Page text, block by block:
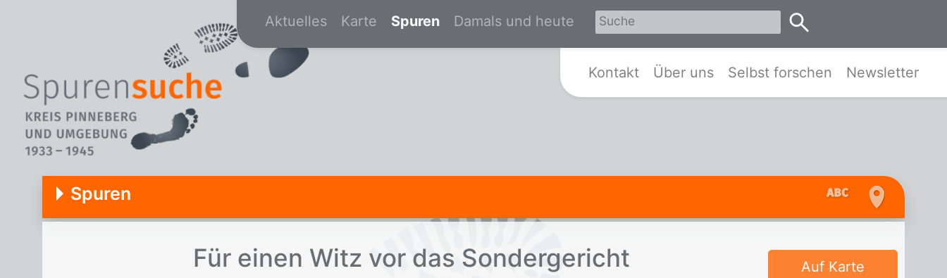
Zur Startseite von Spurensuche Kreis Pinneberg und Umgebung
Aktuelles Karte Spuren Damals und heute
Kontakt Über uns Selbst forschen Newsletter
Spuren
Für ei­nen Witz vor das Son­der­ge­richt
Auf Karte